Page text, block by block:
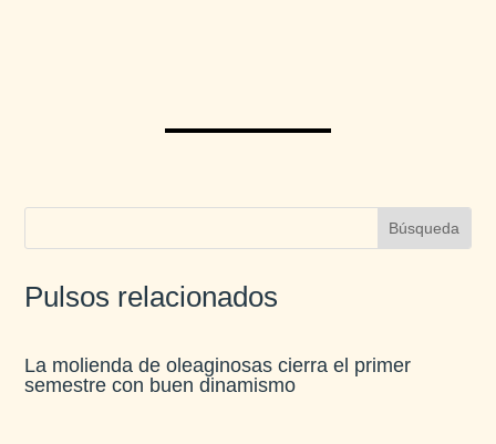
Pulsos relacionados
La molienda de oleaginosas cierra el primer
semestre con buen dinamismo​